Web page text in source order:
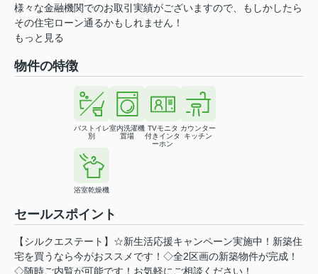
様々な金融機関でのお取引実績がございますので、もしかしたら
その住宅ローン通るかもしれません！
もっと見る
物件の特徴
バストイレ
別
室内洗濯機
置場
TVモニタ
付きインタ
ーホン
カウンター
キッチン
浴室乾燥機
セールスポイント
【シルクエステート】☆新生活応援キャンペーン実施中！新築住
宅を買うなら今がおススメです！◇全2区画の新築物件が完成！
◇随時ご内覧が可能です！お気軽にご相談ください！